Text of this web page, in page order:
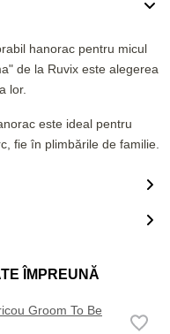
hanorac pentru micul
de la Ruvix este alegerea
lor.
este ideal pentru
fie în plimbările de familie.
ÎMPREUNĂ